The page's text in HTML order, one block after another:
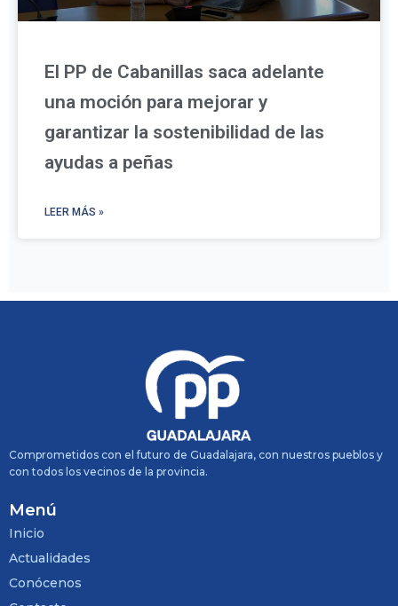
El PP de Cabanillas saca adelante
una moción para mejorar y
garantizar la sostenibilidad de las
ayudas a peñas
LEER MÁS »
Comprometidos con el futuro de Guadalajara, con nuestros pueblos y
con todos los vecinos de la provincia.
Menú
Inicio
Actualidades
Conócenos